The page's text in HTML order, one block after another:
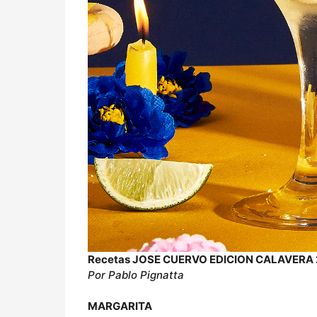
Recetas JOSE CUERVO EDICION CALAVERA
Por Pablo Pignatta
MARGARITA